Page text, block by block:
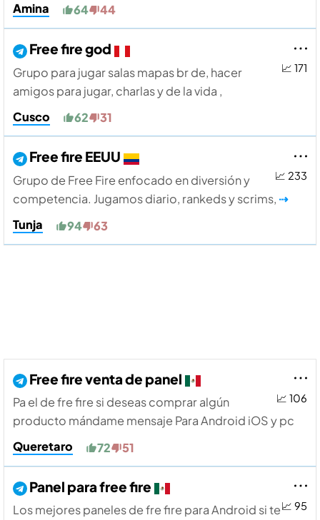
Amina
64 44
📈 171
Free fire god
Grupo para jugar salas mapas br de, hacer
amigos para jugar, charlas y de la vida ,
Cusco
62 31
📈 233
Free fire EEUU
Grupo de Free Fire enfocado en diversión y
competencia. Jugamos diario, rankeds y scrims, ⇢
Tunja
94 63
📈 106
Free fire venta de panel
Pa el de fre fire si deseas comprar algún
producto mándame mensaje Para Android iOS y pc
Queretaro
72 51
📈 95
Panel para free fire
Los mejores paneles de fre fire para Android si te